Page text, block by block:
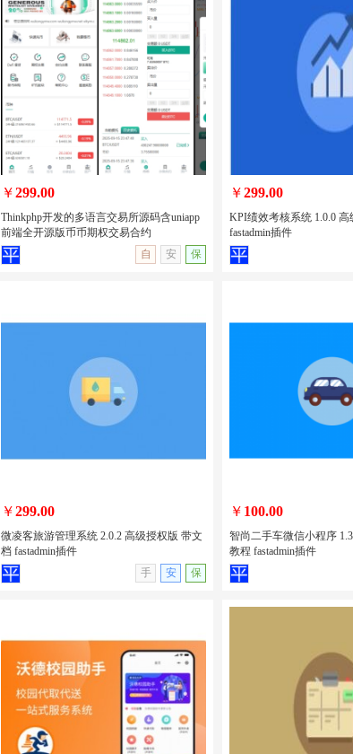
uniapp开发的回收租赁售卖手机电子产
品商城系统源码/手机回收/电脑租赁/H5/
小程序/APP
无演示
uniapp开发的新车二手
售卖/二手车发布/汽车在
Thinkphp开发的多语言交易所源码含
uniapp前端全开源版币币期权交易合约
无演示
￥299.00
Thinkphp开发的多语言交易所源码含uniapp
前端全开源版币币期权交易合约
自
安 保
KPI绩效考核系统 1.0.0
档 fastadmin插件
￥299.00
KPI绩效考核系统 1.0.0
fastadmin插件
微凌客旅游管理系统 2.0.2 高级授权版
带文档 fastadmin插件
￥299.00
微凌客旅游管理系统 2.0.2 高级授权版 带文
档 fastadmin插件
手
安 保
智尚二手车微信小程序
版 带教程 fastadmin插件
￥ 100.00
智尚二手车微信小程序
教程 fastadmin插件